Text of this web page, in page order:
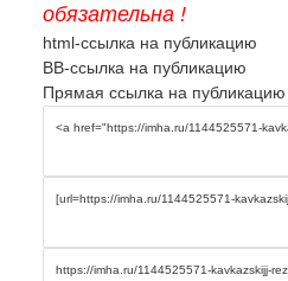
обязательна !
html-ссылка на публикацию
BB-ссылка на публикацию
Прямая ссылка на публикацию